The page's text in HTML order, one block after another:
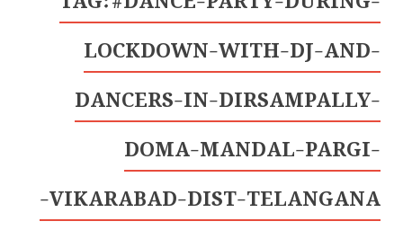
LOCKDOWN-WITH-DJ-AND-
DANCERS-IN-DIRSAMPALLY-
DOMA-MANDAL-PARGI-
VIKARABAD-DIST-TELANGANA-